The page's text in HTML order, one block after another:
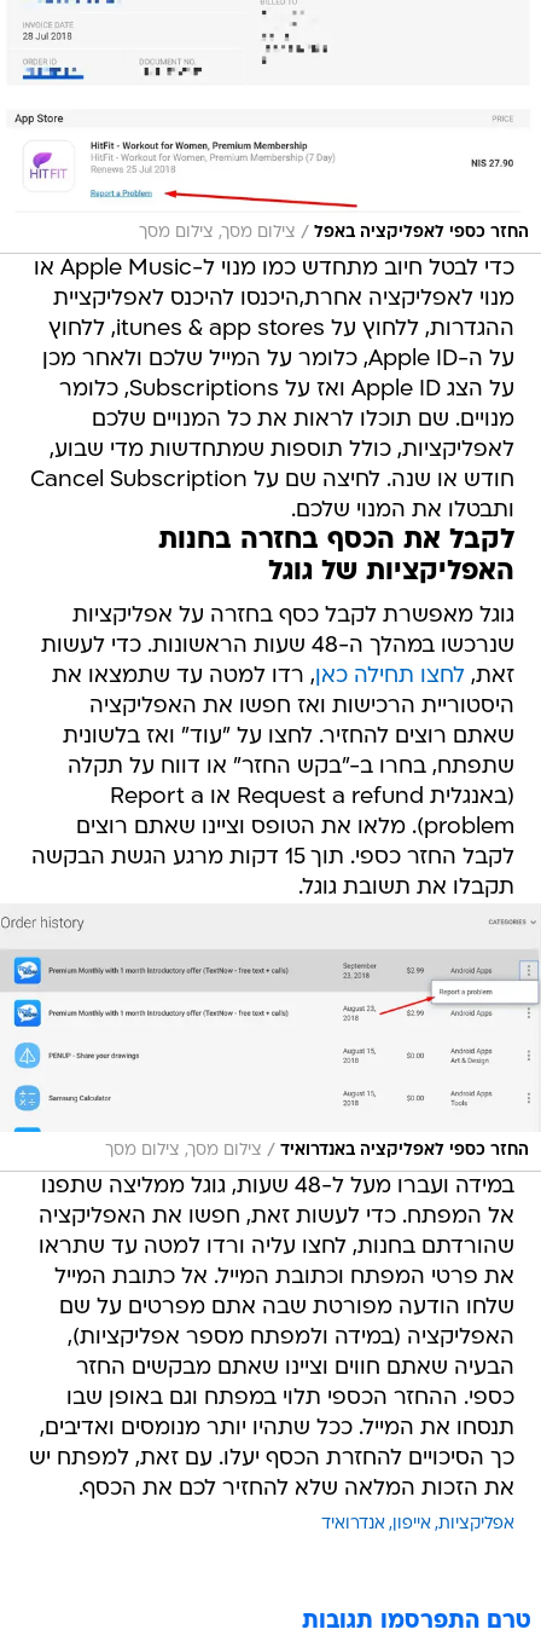
החזר כספי לאפליקציה באפל / צילום מסך, צילום מסך
כדי לבטל חיוב מתחדש כמו מנוי ל-Apple Music או
מנוי לאפליקציה אחרת,היכנסו להיכנס לאפליקציית
ההגדרות, ללחוץ על itunes & app stores, ללחוץ
על ה-Apple ID, כלומר על המייל שלכם ולאחר מכן
על הצג Apple ID ואז על Subscriptions, כלומר
מנויים. שם תוכלו לראות את כל המנויים שלכם
לאפליקציות, כולל תוספות שמתחדשות מדי שבוע,
חודש או שנה. לחיצה שם על Cancel Subscription
ותבטלו את המנוי שלכם.
לקבל את הכסף בחזרה בחנות
האפליקציות של גוגל
גוגל מאפשרת לקבל כסף בחזרה על אפליקציות
שנרכשו במהלך ה-48 שעות הראשונות. כדי לעשות
זאת,לחצו תחילה כאן , רדו למטה עד שתמצאו את
היסטוריית הרכישות ואז חפשו את האפליקציה
שאתם רוצים להחזיר. לחצו על "עוד" ואז בלשונית
שתפתח, בחרו ב-"בקש החזר" או דווח על תקלה
(באנגלית Request a refund או Report a
problem). מלאו את הטופס וציינו שאתם רוצים
לקבל החזר כספי. תוך 15 דקות מרגע הגשת הבקשה
תקבלו את תשובת גוגל.
החזר כספי לאפליקציה באנדרואיד / צילום מסך, צילום מסך
במידה ועברו מעל ל-48 שעות, גוגל ממליצה שתפנו
אל המפתח. כדי לעשות זאת, חפשו את האפליקציה
שהורדתם בחנות, לחצו עליה ורדו למטה עד שתראו
את פרטי המפתח וכתובת המייל. אל כתובת המייל
שלחו הודעה מפורטת שבה אתם מפרטים על שם
האפליקציה (במידה ולמפתח מספר אפליקציות),
הבעיה שאתם חווים וציינו שאתם מבקשים החזר
כספי. ההחזר הכספי תלוי במפתח וגם באופן שבו
תנסחו את המייל. ככל שתהיו יותר מנומסים ואדיבים,
כך הסיכויים להחזרת הכסף יעלו. עם זאת, למפתח יש
את הזכות המלאה שלא להחזיר לכם את הכסף.
אפליקציות אייפון אנדרואיד
טרם התפרסמו תגובות